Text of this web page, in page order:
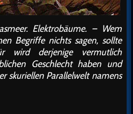
Elektrobäume. – Wem
Begriffe nichts sagen, sollte
wird derjenige vermutlich
Geschlecht haben und
skuriellen Parallelwelt namens